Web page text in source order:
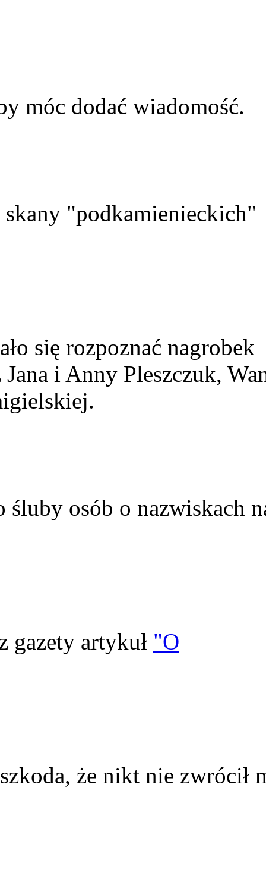
móc dodać wiadomość.
"podkamienieckich"
się rozpoznać nagrobek
i Anny Pleszczuk,
śluby osób o nazwiskach
gazety artykuł "O
że nikt nie zwrócił